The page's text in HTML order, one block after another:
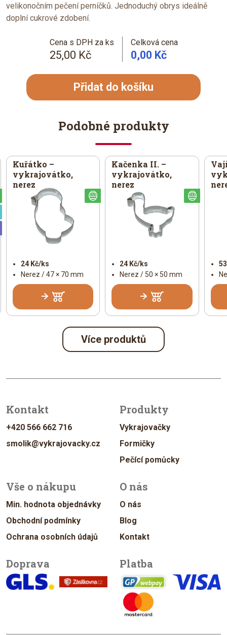
velikonočním pečení perníčků. Jednoduchý obrys ideálně
doplní cukrové zdobení.
Cena s DPH za ks
25,00 Kč
Celková cena
0,00 Kč
Přidat do košíku
Podobné produkty
Velikonoční
Kuřátko –
vykrajovátko,
nerez
24 Kč/ks
Nerez / 47 × 70 mm
Kačenka II. –
vykrajovátko,
nerez
24 Kč/ks
Nerez / 50 × 50 mm
Velikonoční
Speciální
Universální
Více produktů
Kontakt
+420 566 662 716
smolik@vykrajovacky.cz
Produkty
Vykrajovačky
Formičky
Pečící pomůcky
Vše o nákupu
Min. hodnota objednávky
Obchodní podmínky
Ochrana osobních údajů
O nás
O nás
Blog
Kontakt
Doprava Platba